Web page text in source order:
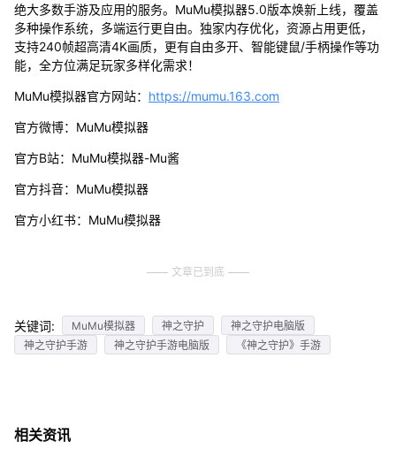
绝大多数手游及应用的服务。MuMu模拟器5.0版本焕新上线，覆盖
多种操作系统，多端运行更自由。独家内存优化，资源占用更低，
支持240帧超高清4K画质，更有自由多开、智能键鼠/手柄操作等功
能，全方位满足玩家多样化需求！
MuMu模拟器官方网站： https://mumu.163.com
官方微博：MuMu模拟器
官方B站：MuMu模拟器-Mu酱
官方抖音：MuMu模拟器
官方小红书：MuMu模拟器
文章已到底
关键词: MuMu模拟器 神之守护
神之守护电脑版
神之守护手游
神之守护手游电脑版 《神之守护》手游
相关资讯